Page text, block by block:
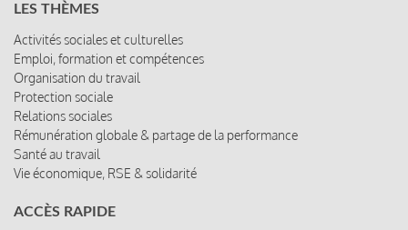
LES THÈMES
Activités sociales et culturelles
Emploi, formation et compétences
Organisation du travail
Protection sociale
Relations sociales
Rémunération globale & partage de la performance
Santé au travail
Vie économique, RSE & solidarité
ACCÈS RAPIDE